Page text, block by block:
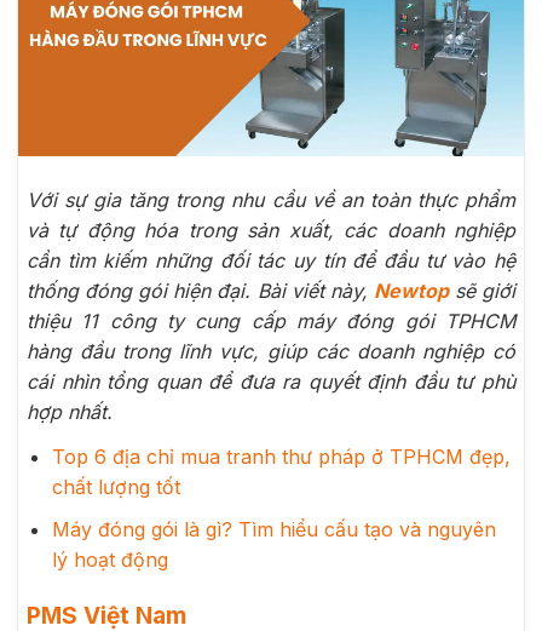
Với sự gia tăng trong nhu cầu về an toàn thực phẩm
và tự động hóa trong sản xuất, các doanh nghiệp
cần tìm kiếm những đối tác uy tín để đầu tư vào hệ
thống đóng gói hiện đại. Bài viết này, Newtopsẽ giới
thiệu 11 công ty cung cấp máy đóng gói TPHCM
hàng đầu trong lĩnh vực, giúp các doanh nghiệp có
cái nhìn tổng quan để đưa ra quyết định đầu tư phù
hợp nhất.
Top 6 địa chỉ mua tranh thư pháp ở TPHCM đẹp,
chất lượng tốt
Máy đóng gói là gì? Tìm hiểu cấu tạo và nguyên
lý hoạt động
PMS Việt Nam